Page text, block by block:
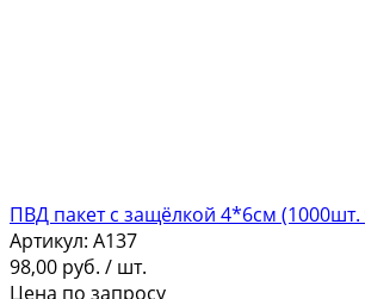
ПВД пакет с защёлкой 4*6см (1000шт.
Артикул: A137
98,00 руб. / шт.
Цена по запросу